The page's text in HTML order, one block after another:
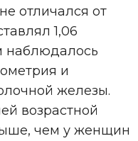
отличался от
1,06
наблюдалось
и
железы.
возрастной
чем у женщин